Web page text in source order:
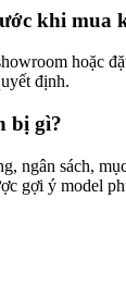
khi mua
hoặc
định.
bị gì?
ngân sách,
gợi ý model